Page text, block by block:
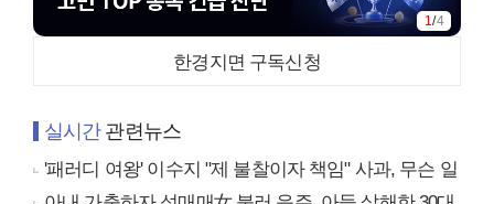
1/4
한경지면 구독신청
실시간관련뉴스
'패러디 여왕' 이수지 "제 불찰이자 책임" 사과, 무슨 일